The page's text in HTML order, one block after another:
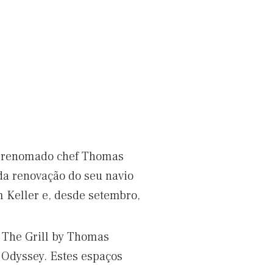
chef Thomas
renovação do seu navio
Keller e, desde setembro,
Grill by Thomas
Estes espaços